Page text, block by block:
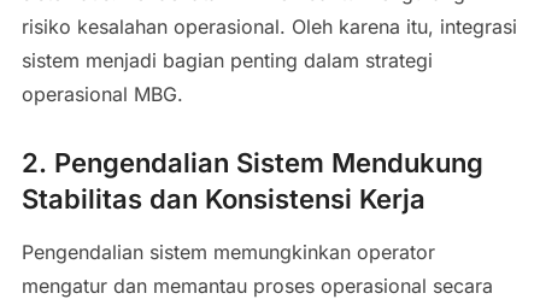
risiko kesalahan operasional. Oleh karena itu, integrasi
sistem menjadi bagian penting dalam strategi
operasional MBG.
2. Pengendalian Sistem Mendukung
Stabilitas dan Konsistensi Kerja
Pengendalian sistem memungkinkan operator
mengatur dan memantau proses operasional secara